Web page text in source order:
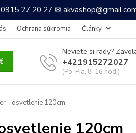
27 20 27 ✉
Ochrana súkromia Články
Neviete si rady?
+421915272027
(Po-Pia, 8-16 hod.)
- osvetlenie 120cm
120cm